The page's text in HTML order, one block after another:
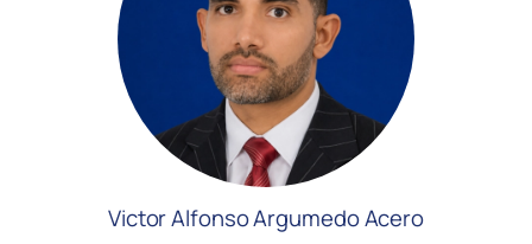
Victor Alfonso Argumedo Acero